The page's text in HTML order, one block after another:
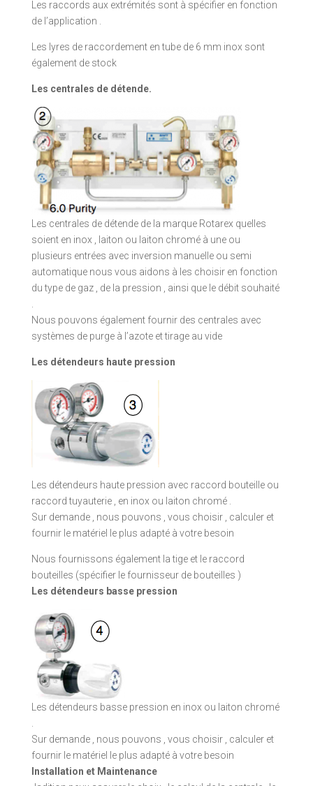
Les raccords aux extrémités sont à spécifier en fonction
de l’application .
Les lyres de raccordement en tube de 6 mm inox sont
également de stock
Les centrales de détende.
Les centrales de détende de la marque Rotarex quelles
soient en inox , laiton ou laiton chromé à une ou
plusieurs entrées avec inversion manuelle ou semi
automatique nous vous aidons à les choisir en fonction
du type de gaz , de la pression , ainsi que le débit souhaité
Nous pouvons également fournir des centrales avec
systèmes de purge à l’azote et tirage au vide
Les détendeurs haute pression
Les détendeurs haute pression avec raccord bouteille ou
raccord tuyauterie , en inox ou laiton chromé .
Sur demande , nous pouvons , vous choisir , calculer et
fournir le matériel le plus adapté à votre besoin
Nous fournissons également la tige et le raccord
bouteilles (spécifier le fournisseur de bouteilles )
Les détendeurs basse pression
Les détendeurs basse pression en inox ou laiton chromé
Sur demande , nous pouvons , vous choisir , calculer et
fournir le matériel le plus adapté à votre besoin
Installation et Maintenance